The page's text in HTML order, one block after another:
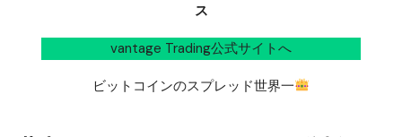
ス
vantage Trading公式サイトへ
ビットコインのスプレッド世界一